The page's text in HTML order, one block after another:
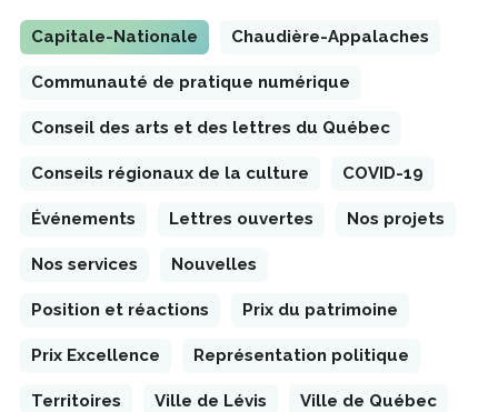
Capitale-Nationale Chaudière-Appalaches
Communauté de pratique numérique
Conseil des arts et des lettres du Québec
Conseils régionaux de la culture COVID-19
Événements Lettres ouvertes Nos projets
Nos services Nouvelles
Position et réactions Prix du patrimoine
Prix Excellence Représentation politique
Territoires Ville de Lévis Ville de Québec